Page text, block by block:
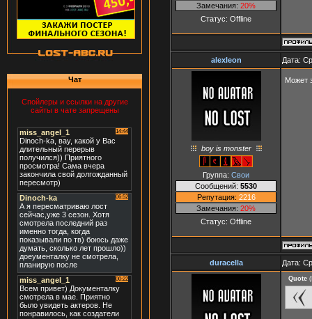
Чат
Спойлеры и ссылки на другие
сайты в чате запрещены
Замечания: 20%
Статус: Offline
alexleon Дата:
boy is monster
Группа: Свои
Сообщений: 5530
Репутация: 2216
Замечания: 20%
Статус: Offline
Может
duracella Дата:
Quote (